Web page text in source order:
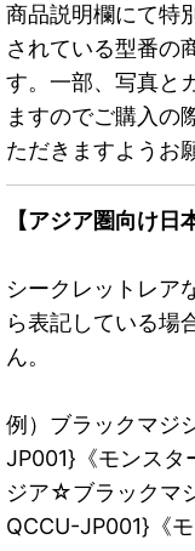
商品説明欄にて特
されている型番の
す。一部、写真と
ますのでご購入の
ただきますようお
【アジア圏向け日
シークレットレア
ら表記している場
ん。
例）ブラックマジ
JP001}《モンス
ジア☆ブラックマ
QCCU-JP001}《モ